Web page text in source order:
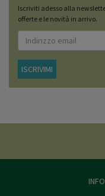
Iscriviti adesso alla
offerte e le novità in arrivo.
ISCRIVIMI